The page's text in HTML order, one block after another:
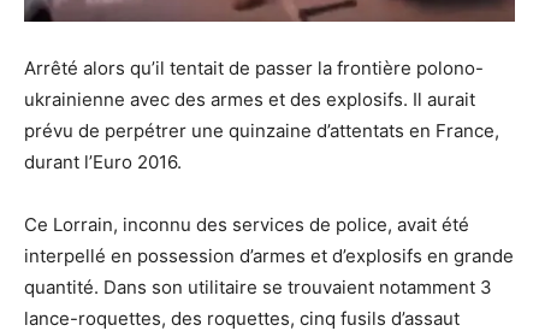
Arrêté alors qu’il tentait de passer la frontière polono-
ukrainienne avec des armes et des explosifs. Il aurait
prévu de perpétrer une quinzaine d’attentats en France,
durant l’Euro 2016.
Ce Lorrain, inconnu des services de police, avait été
interpellé en possession d’armes et d’explosifs en grande
quantité. Dans son utilitaire se trouvaient notamment 3
lance-roquettes, des roquettes, cinq fusils d’assaut